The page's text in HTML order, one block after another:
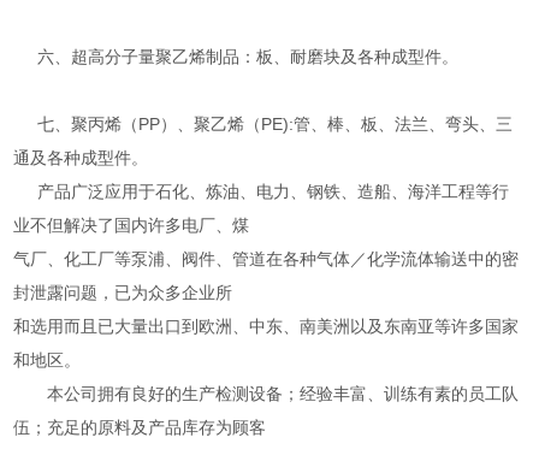
六、超高分子量聚乙烯制品：板、耐磨块及各种成型件。
七、聚丙烯（PP）、聚乙烯（PE):管、棒、板、法兰、弯头、三
通及各种成型件。
产品广泛应用于石化、炼油、电力、钢铁、造船、海洋工程等行
业不但解决了国内许多电厂、煤
气厂、化工厂等泵浦、阀件、管道在各种气体／化学流体输送中的密
封泄露问题，已为众多企业所
和选用而且已大量出口到欧洲、中东、南美洲以及东南亚等许多国家
和地区。
本公司拥有良好的生产检测设备；经验丰富、训练有素的员工队
伍；充足的原料及产品库存为顾客